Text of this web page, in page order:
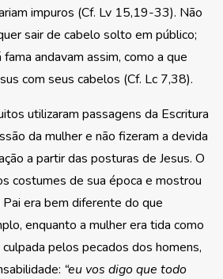
impuros (Cf. Lv 15,19-33). Não
sair de cabelo solto em público;
andavam assim, como a que
com seus cabelos (Cf. Lc 7,38).
utilizaram passagens da Escritura
da mulher e não fizeram a devida
a partir das posturas de Jesus. O
costumes de sua época e mostrou
era bem diferente do que
enquanto a mulher era tida como
pelos pecados dos homens,
“eu vos digo que todo